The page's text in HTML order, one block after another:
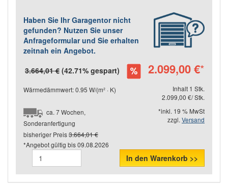
Haben Sie Ihr Garagentor nicht
gefunden? Nutzen Sie unser
Anfrageformular und Sie erhalten
zeitnah ein Angebot.
3.664,01 € (42.71% gespart) 2.099,00 €*
Wärmedämmwert: 0.95 W/(m² · K)
Inhalt 1 Stk.
2.099,00 €/ Stk.
ca. 7 Wochen,
Sonderanfertigung
*inkl. 19 % MwSt
zzgl. Versand
bisheriger Preis3.664,01 €
*Angebot gültig bis09.08.2026
In den Warenkorb >>